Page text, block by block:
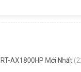
AX1800HP Mới Nhất